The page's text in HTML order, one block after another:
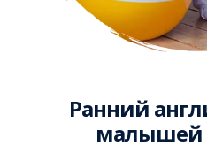
Ранний
малышей